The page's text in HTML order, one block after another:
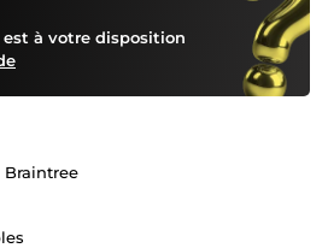
à votre disposition
Braintree